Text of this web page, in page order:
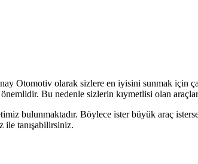
Otomotiv olarak sizlere en iyisini sunmak için
Bu nedenle sizlerin kıymetlisi olan
bulunmaktadır. Böylece ister büyük araç
ile tanışabilirsiniz.